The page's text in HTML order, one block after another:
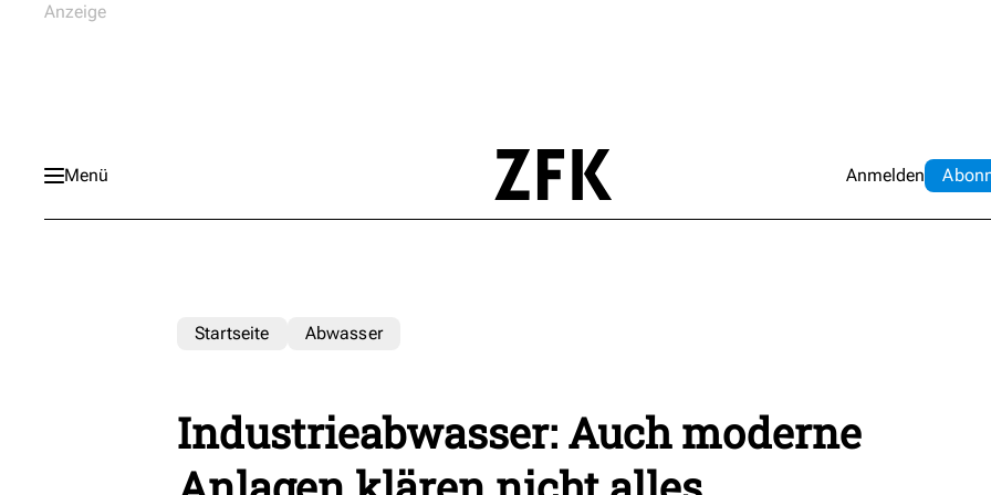
Menü Anmelden Abo
Startseite Abwasser
Industrieabwasser: Auch moderne